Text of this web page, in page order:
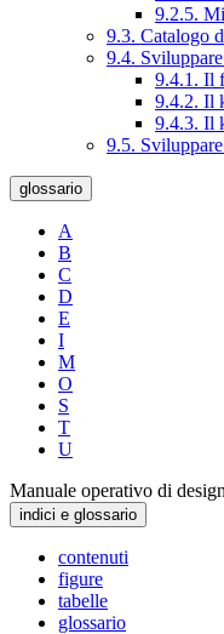
9.2.5.
9.3. Catalogo
9.4.
9.4.1. Il
9.4.2. Il
9.4.3. Il
9.5.
glossario
A
B
C
D
E
I
M
O
S
T
U
Manuale operativo di design
indici e glossario
contenuti
figure
tabelle
glossario